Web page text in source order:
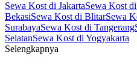
Sewa Kost di JakartaSewa Kost
BekasiSewa Kost di BlitarSewa
SurabayaSewa Kost di Tangerang
SelatanSewa Kost di Yogyakarta
Selengkapnya